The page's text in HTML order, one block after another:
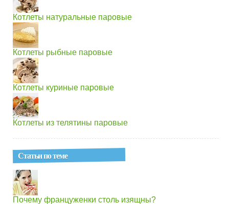
Котлеты натуральные паровые
Котлеты рыбные паровые
Котлеты куриные паровые
Котлеты из телятины паровые
Статьи по теме
Почему француженки столь изящны?